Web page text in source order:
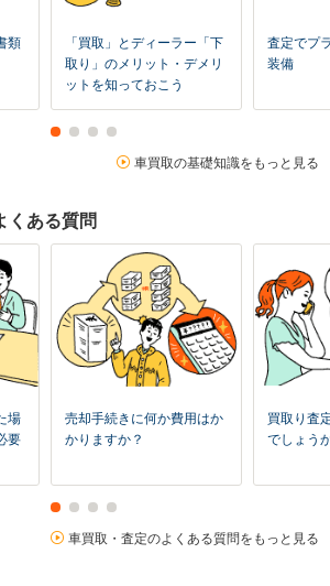
類
「買取」とディーラー「下
取り」のメリット・デメリ
ットを知っておこう
査定でプ
装備
車買取の基礎知識をもっと見る
くある質問
場
要
売却手続きに何か費用はか
かりますか？
買取り査
でしょう
車買取・査定のよくある質問をもっと見る